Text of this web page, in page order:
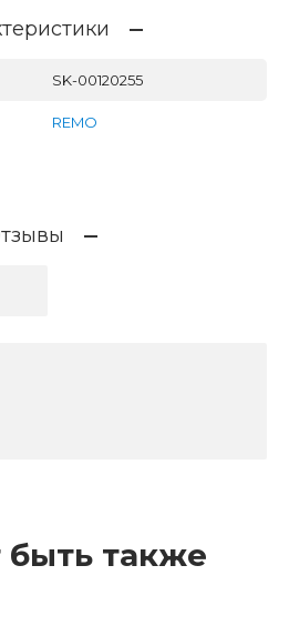
SK-00120255
REMO
также